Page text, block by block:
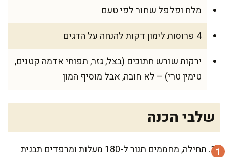
מלח ופלפל שחור לפי טעם
4 פרוסות לימון דקות להנחה על הדגים
ירקות שורש חתוכים (בצל, גזר, תפוחי אדמה קטנים,
טימין טרי) – לא חובה, אבל מוסיף המון
שלבי הכנה
תחילה, מחממים תנור ל-180 מעלות ומרפדים תבנית